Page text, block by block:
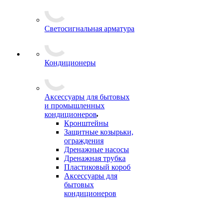
Светосигнальная арматура
Кондиционеры
Аксессуары для бытовых
и промышленных
кондиционеров
Кронштейны
Защитные козырьки,
ограждения
Дренажные насосы
Дренажная трубка
Пластиковый короб
Аксессуары для
бытовых
кондиционеров